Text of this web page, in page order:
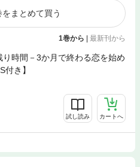
まとめて買う
1巻から | 最新刊から
り時間－3か月で終わる恋を始め
付き】
試し読み カートへ